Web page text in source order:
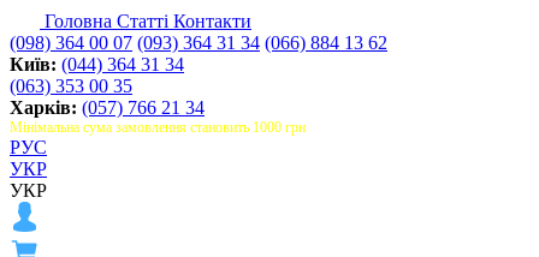
Головна Статті Контакти
(098) 364 00 07 (093) 364 31 34 (066) 884 13 62
Київ: (044) 364 31 34
(063) 353 00 35
Харків: (057) 766 21 34
Мінімальна сума замовлення становить 1000 грн
РУС
УКР
УКР